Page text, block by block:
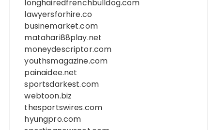
longhairedfrenchbulldog.com
lawyersforhire.co
businemarket.com
matahari88play.net
moneydescriptor.com
youthsmagazine.com
painaidee.net
sportsdarkest.com
webtoon.biz
thesportswires.com
hyungpro.com